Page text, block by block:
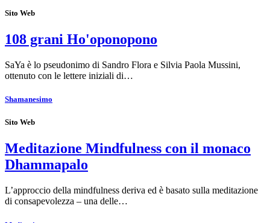
Sito Web
108 grani Ho'oponopono
SaYa è lo pseudonimo di Sandro Flora e Silvia Paola Mussini,
ottenuto con le lettere iniziali di…
Shamanesimo
Sito Web
Meditazione Mindfulness con il monaco
Dhammapalo
L’approccio della mindfulness deriva ed è basato sulla meditazione
di consapevolezza – una delle…